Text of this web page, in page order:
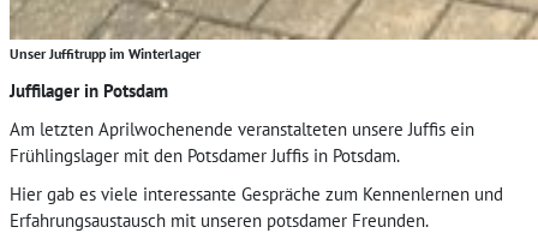
Unser Juffitrupp im Winterlager
Juffilager in Potsdam
Am letzten Aprilwochenende veranstalteten unsere Juffis ein
Frühlingslager mit den Potsdamer Juffis in Potsdam.
Hier gab es viele interessante Gespräche zum Kennenlernen und
Erfahrungsaustausch mit unseren potsdamer Freunden.